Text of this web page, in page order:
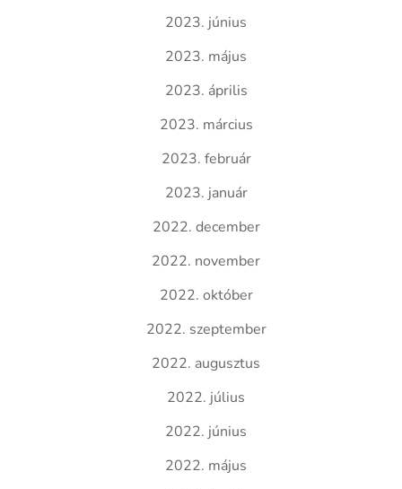
2023. június
2023. május
2023. április
2023. március
2023. február
2023. január
2022. december
2022. november
2022. október
2022. szeptember
2022. augusztus
2022. július
2022. június
2022. május